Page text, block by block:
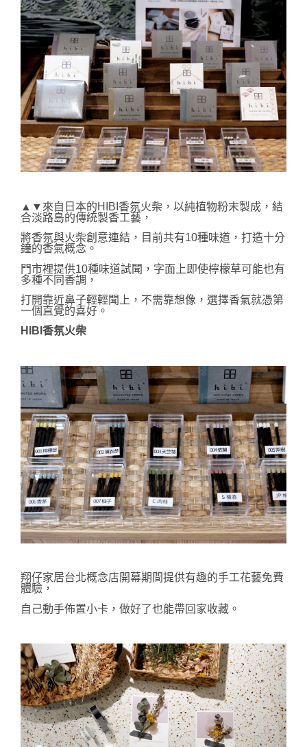
▲▼來自日本的HIBI香氛火柴，以純植物粉末製成，結
合淡路島的傳統製香工藝，
將香氛與火柴創意連結，目前共有10種味道，打造十分
鐘的香氣概念。
門市裡提供10種味道試聞，字面上即使檸檬草可能也有
多種不同香調，
打開靠近鼻子輕輕聞上，不需靠想像， 選擇香氣就憑第
一個直覺的喜好。
HIBI香氛火柴
翔仔家居台北概念店開幕期間提供有趣的手工花藝免費
體驗，
自己動手佈置小卡，做好了也能帶回家收藏。